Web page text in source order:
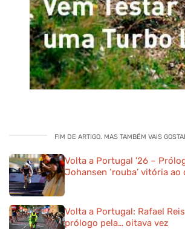
FIM DE ARTIGO. MAS TAMBÉM VAIS
Volta a Portugal ’26 –
Johansen ‘rouba’ vitória ao
Volta a Portugal: Rafael
prólogo pela… oitava vez